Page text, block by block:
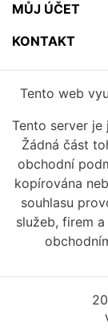
MŮJ ÚČET
KONTAKT
Tento web
Tento server
Žádná část
obchodní
kopírována
souhlasu
služeb, firem